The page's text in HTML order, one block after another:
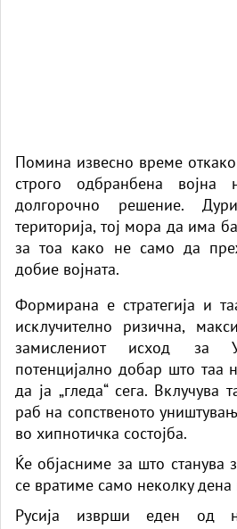
Помина извесно време
строго одбранбена
долгорочно решение.
територија, тој мора да има
за тоа како не само да
добие војната.
Формирана е стратегија и
исклучително ризична,
замислениот исход за
потенцијално добар што таа
да ја „гледа“ сега. Вклучува
раб на сопственото
во хипнотичка состојба.
Ќе објасниме за што станува
се вратиме само неколку дена
Русија изврши еден од